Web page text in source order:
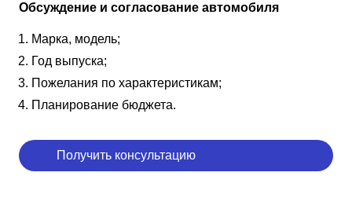
Обсуждение и согласование автомобиля
Марка, модель;
Год выпуска;
Пожелания по характеристикам;
Планирование бюджета.
Получить консультацию